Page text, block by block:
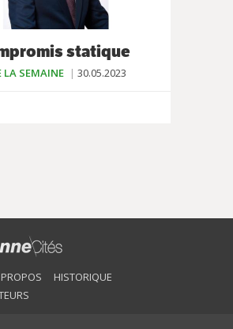
statique
LA SEMAINE 30.05.2023
HISTORIQUE